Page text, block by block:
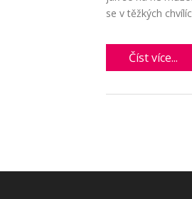
se v těžkých
Číst více...